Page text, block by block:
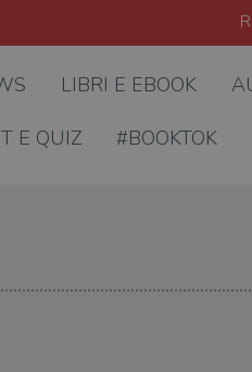
LIBRI E EBOOK
E QUIZ #BOOKTOK